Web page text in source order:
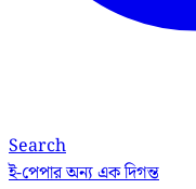
Search
ই-পেপারঅন্য এক দিগন্ত